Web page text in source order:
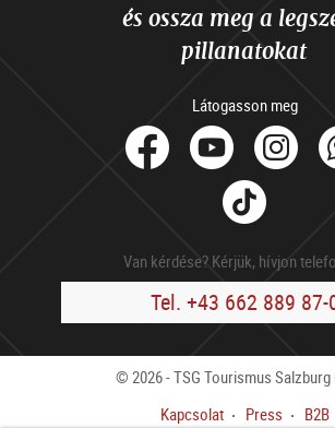
és ossza meg a
pillanatokat
Látogasson meg
facebook
Tik
Tok
Van kérdése? Kérjük, hívjon
Tel. +43 662 889 87-
© 2026 - TSG Tourismus Salzburg
Kapcsolat
Press B2B